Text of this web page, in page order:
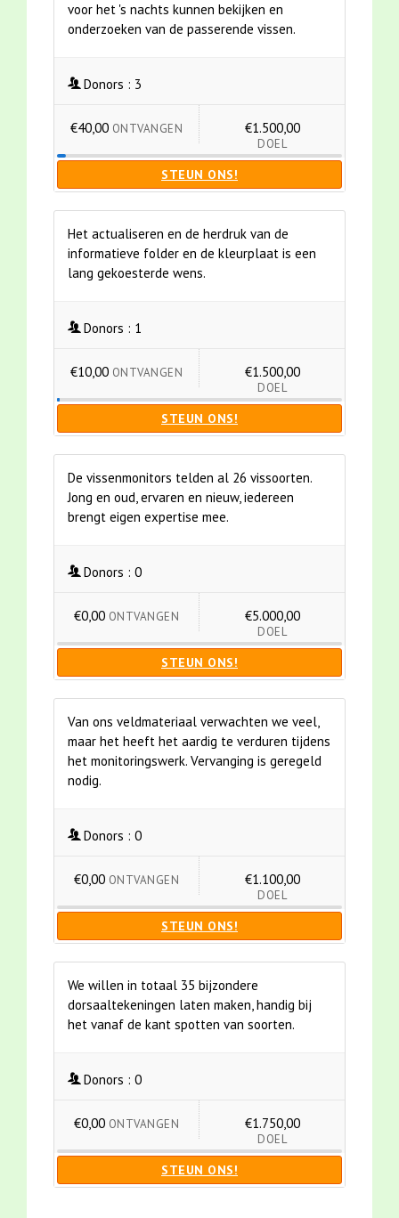
voor het 's nachts kunnen bekijken en
onderzoeken van de passerende vissen.
Donors : 3
€40,00 ONTVANGEN €1.500,00
DOEL
STEUN ONS!
Het actualiseren en de herdruk van de
informatieve folder en de kleurplaat is een
lang gekoesterde wens.
Donors : 1
€10,00 ONTVANGEN €1.500,00
DOEL
STEUN ONS!
De vissenmonitors telden al 26 vissoorten.
Jong en oud, ervaren en nieuw, iedereen
brengt eigen expertise mee.
Donors : 0
€0,00 ONTVANGEN €5.000,00
DOEL
STEUN ONS!
Van ons veldmateriaal verwachten we veel,
maar het heeft het aardig te verduren tijdens
het monitoringswerk. Vervanging is geregeld
nodig.
Donors : 0
€0,00 ONTVANGEN €1.100,00
DOEL
STEUN ONS!
We willen in totaal 35 bijzondere
dorsaaltekeningen laten maken, handig bij
het vanaf de kant spotten van soorten.
Donors : 0
€0,00 ONTVANGEN €1.750,00
DOEL
STEUN ONS!